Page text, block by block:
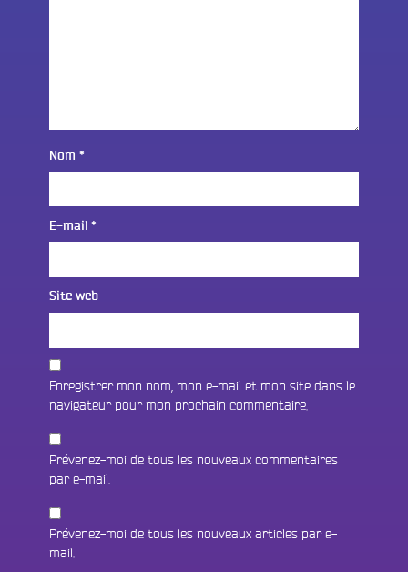
Nom *
E-mail *
Site web
Enregistrer mon nom, mon e-mail et mon site dans le
navigateur pour mon prochain commentaire.
Prévenez-moi de tous les nouveaux commentaires
par e-mail.
Prévenez-moi de tous les nouveaux articles par e-
mail.